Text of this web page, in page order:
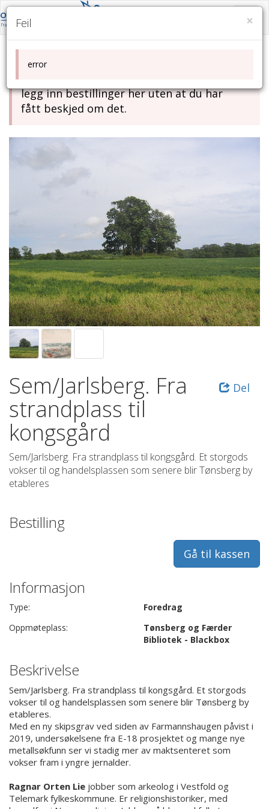
Gå
til
hovedinnhold
Skjul
vis
Denne nettsiden har ikke aktivert
legg inn bestillinger her uten at du har
fått beskjed om det.
Del
Sem/Jarlsberg. Fra
strandplass til
kongsgård
Sem/Jarlsberg. Fra strandplass til kongsgård. Et storgods
vokser til og handelsplassen som senere blir Tønsberg by
etableres
Bestilling
Gå til kassen
Informasjon
Type:
Foredrag
Oppmøteplass:
Tønsberg og Færder
Bibliotek - Blackbox
Beskrivelse
Sem/Jarlsberg. Fra strandplass til kongsgård. Et storgods
vokser til og handelsplassen som senere blir Tønsberg by
etableres.
Med en ny skipsgrav ved siden av Farmannshaugen påvist i
2019, undersøkelsene fra E-18 prosjektet og mange nye
metallsøkfunn ser vi stadig mer av maktsenteret som
vokser fram i yngre jernalder.
Ragnar Orten Lie jobber som arkeolog i Vestfold og
Telemark fylkeskommune. Er religionshistoriker, med
×
Feil
error